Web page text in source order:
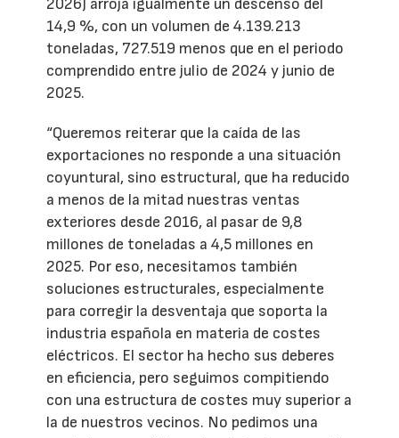
2026) arroja igualmente un descenso del
14,9 %, con un volumen de 4.139.213
toneladas, 727.519 menos que en el periodo
comprendido entre julio de 2024 y junio de
2025.
“Queremos reiterar que la caída de las
exportaciones no responde a una situación
coyuntural, sino estructural, que ha reducido
a menos de la mitad nuestras ventas
exteriores desde 2016, al pasar de 9,8
millones de toneladas a 4,5 millones en
2025. Por eso, necesitamos también
soluciones estructurales, especialmente
para corregir la desventaja que soporta la
industria española en materia de costes
eléctricos. El sector ha hecho sus deberes
en eficiencia, pero seguimos compitiendo
con una estructura de costes muy superior a
la de nuestros vecinos. No pedimos una